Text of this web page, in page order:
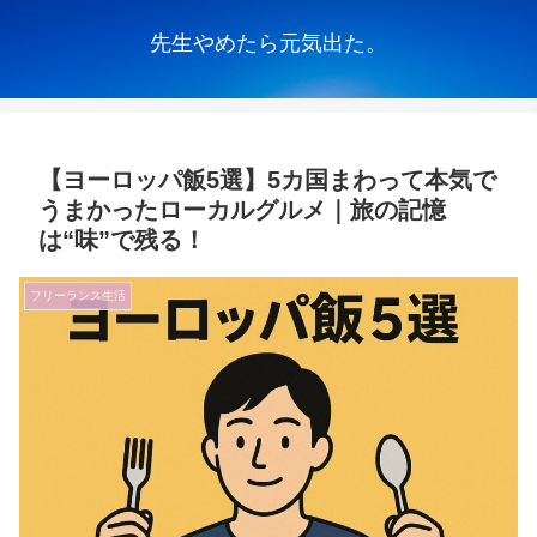
先生やめたら元気出た。
【ヨーロッパ飯5選】5カ国まわって本気で
うまかったローカルグルメ｜旅の記憶
は“味”で残る！
フリーランス生活